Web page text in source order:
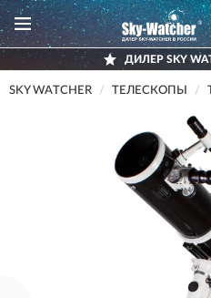
ДИЛЕР SKY
SKY WATCHER ТЕЛЕСКОПЫ